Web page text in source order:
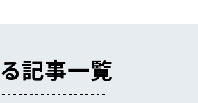
記事一覧